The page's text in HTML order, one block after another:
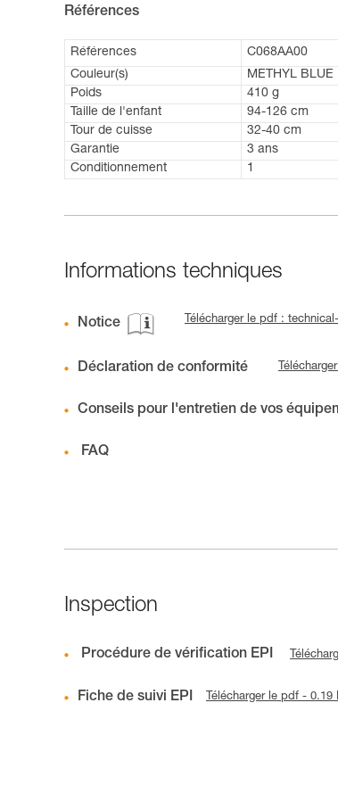
Références
Références
C068AA00
Couleur(s)
METHYL BLUE
Poids
410 g
Taille de l'enfant
94-126 cm
Tour de cuisse
32-40 cm
Garantie
3 ans
Conditionnement
1
Informations techniques
Notice Télécharger le pdf :
Déclaration de conformité
Conseils pour l'entretien de vos
FAQ
Inspection
Procédure de vérification EPI
Fiche de suivi EPI Télécharger le pdf - 0.19